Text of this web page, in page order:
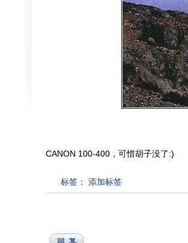
CANON 100-400，可惜胡子没了:)
标签： 添加标签